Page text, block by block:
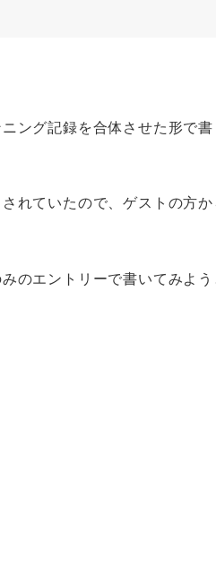
ング記録を合体させた形で
れていたので、ゲストの方
のエントリーで書いてみよう